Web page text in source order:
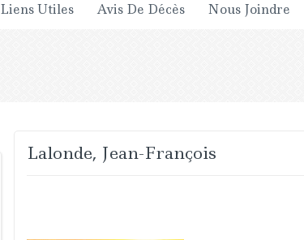
Liens Utiles Avis De Décès Nous Joindre
Lalonde, Jean-François